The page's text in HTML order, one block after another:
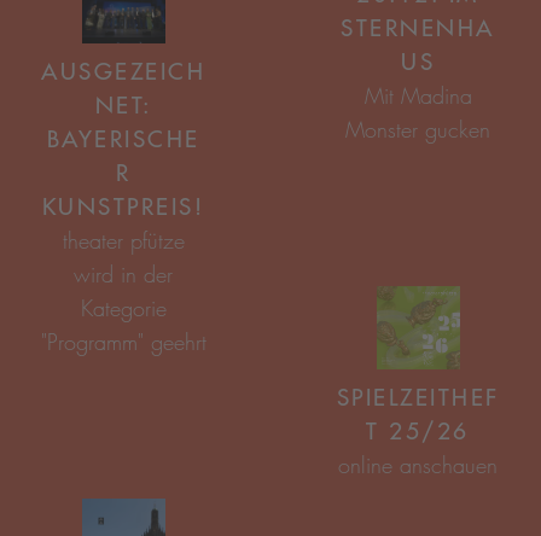
TERNENHAU
S
AUSGEZEICH
NET:
BAYERISCHE
R
KUNSTPREIS!
SPIELZEITHEF
T 25/26